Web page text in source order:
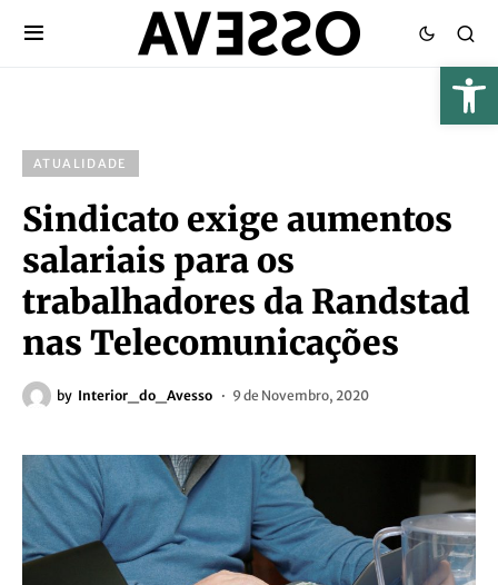
ATUALIDADE
Sindicato exige aumentos
salariais para os
trabalhadores da Randstad
nas Telecomunicações
by Interior_do_Avesso 9 de Novembro, 2020